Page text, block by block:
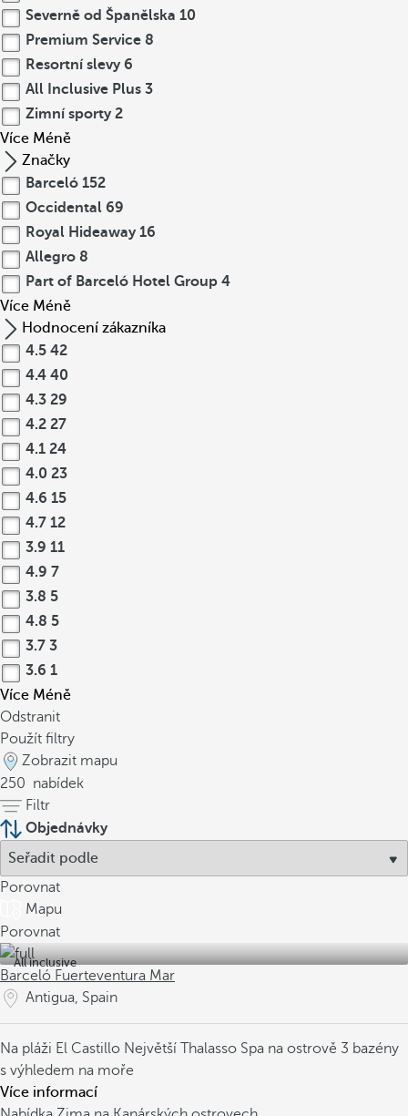
Severně od Španělska 10
Premium Service 8
Resortní slevy 6
All Inclusive Plus 3
Zimní sporty 2
Více Méně
Značky
Barceló 152
Occidental 69
Royal Hideaway 16
Allegro 8
Part of Barceló Hotel Group 4
Více Méně
Hodnocení zákazníka
4.5 42
4.4 40
4.3 29
4.2 27
4.1 24
4.0 23
4.6 15
4.7 12
3.9 11
4.9 7
3.8 5
4.8 5
3.7 3
3.6 1
Více Méně
Odstranit
Použít filtry
Zobrazit mapu
250 nabídek
Filtr
Objednávky
Porovnat
Mapu
Porovnat
All inclusive
Barceló Fuerteventura Mar
Antigua, Spain
Na pláži El Castillo Největší Thalasso Spa na ostrově 3 bazény
s výhledem na moře
Více informací